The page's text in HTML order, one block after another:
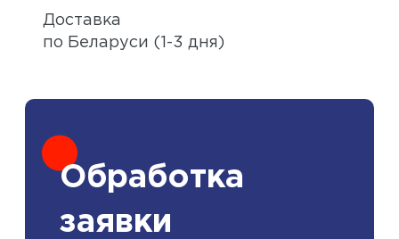
Доставка
по Беларуси (1-3 дня)
Обработка
заявки